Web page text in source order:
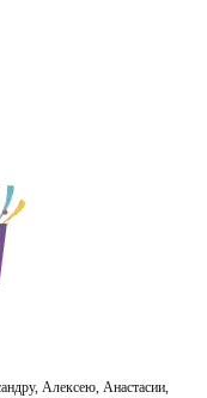
Алексею, Анастасии,